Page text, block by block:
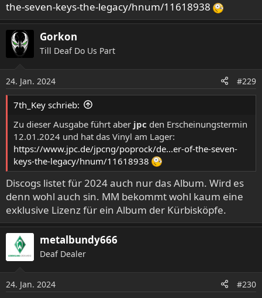
the-seven-keys-the-legacy/hnum/11618938
Gorkon
Till Deaf Do Us Part
24. Jan. 2024 #229
7th_Key schrieb:
Zu dieser Ausgabe führt aber jpc den Erscheinungstermin
12.01.2024 und hat das Vinyl am Lager:
https://www.jpc.de/jpcng/poprock/de...er-of-the-seven-
keys-the-legacy/hnum/11618938
Discogs listet für 2024 auch nur das Album. Wird es
denn wohl auch sin. MM bekommt wohl kaum eine
exklusive Lizenz für ein Album der Kürbisköpfe.
metalbundy666
Deaf Dealer
24. Jan. 2024 #230